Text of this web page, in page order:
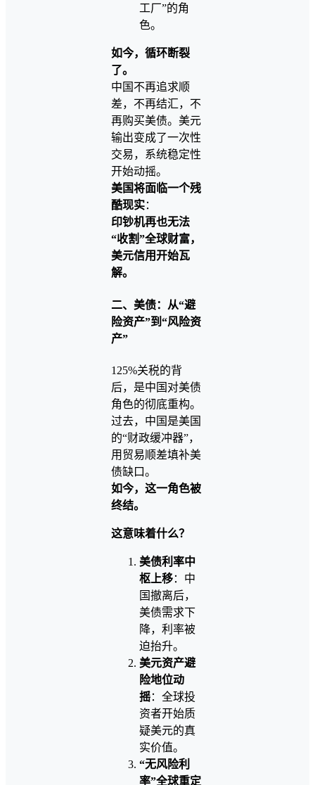
工厂”的角
色。
如今，循环断裂
了。
中国不再追求顺
差，不再结汇，不
再购买美债。美元
输出变成了一次性
交易，系统稳定性
开始动摇。
美国将面临一个残
酷现实：
印钞机再也无法
“收割”全球财富，
美元信用开始瓦
解。
二、美债：从“避
险资产”到“风险资
产”
125%关税的背
后，是中国对美债
角色的彻底重构。
过去，中国是美国
的“财政缓冲器”，
用贸易顺差填补美
债缺口。
如今，这一角色被
终结。
这意味着什么？
美债利率中
枢上移：中
国撤离后，
美债需求下
降，利率被
迫抬升。
美元资产避
险地位动
摇：全球投
资者开始质
疑美元的真
实价值。
“无风险利
率”全球重定